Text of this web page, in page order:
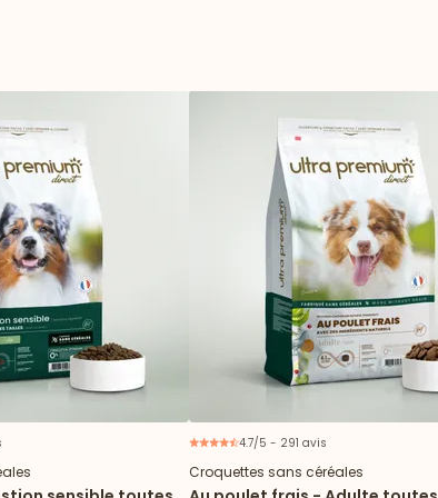
4.7/5 - 291 avis
Croquettes sans céréales